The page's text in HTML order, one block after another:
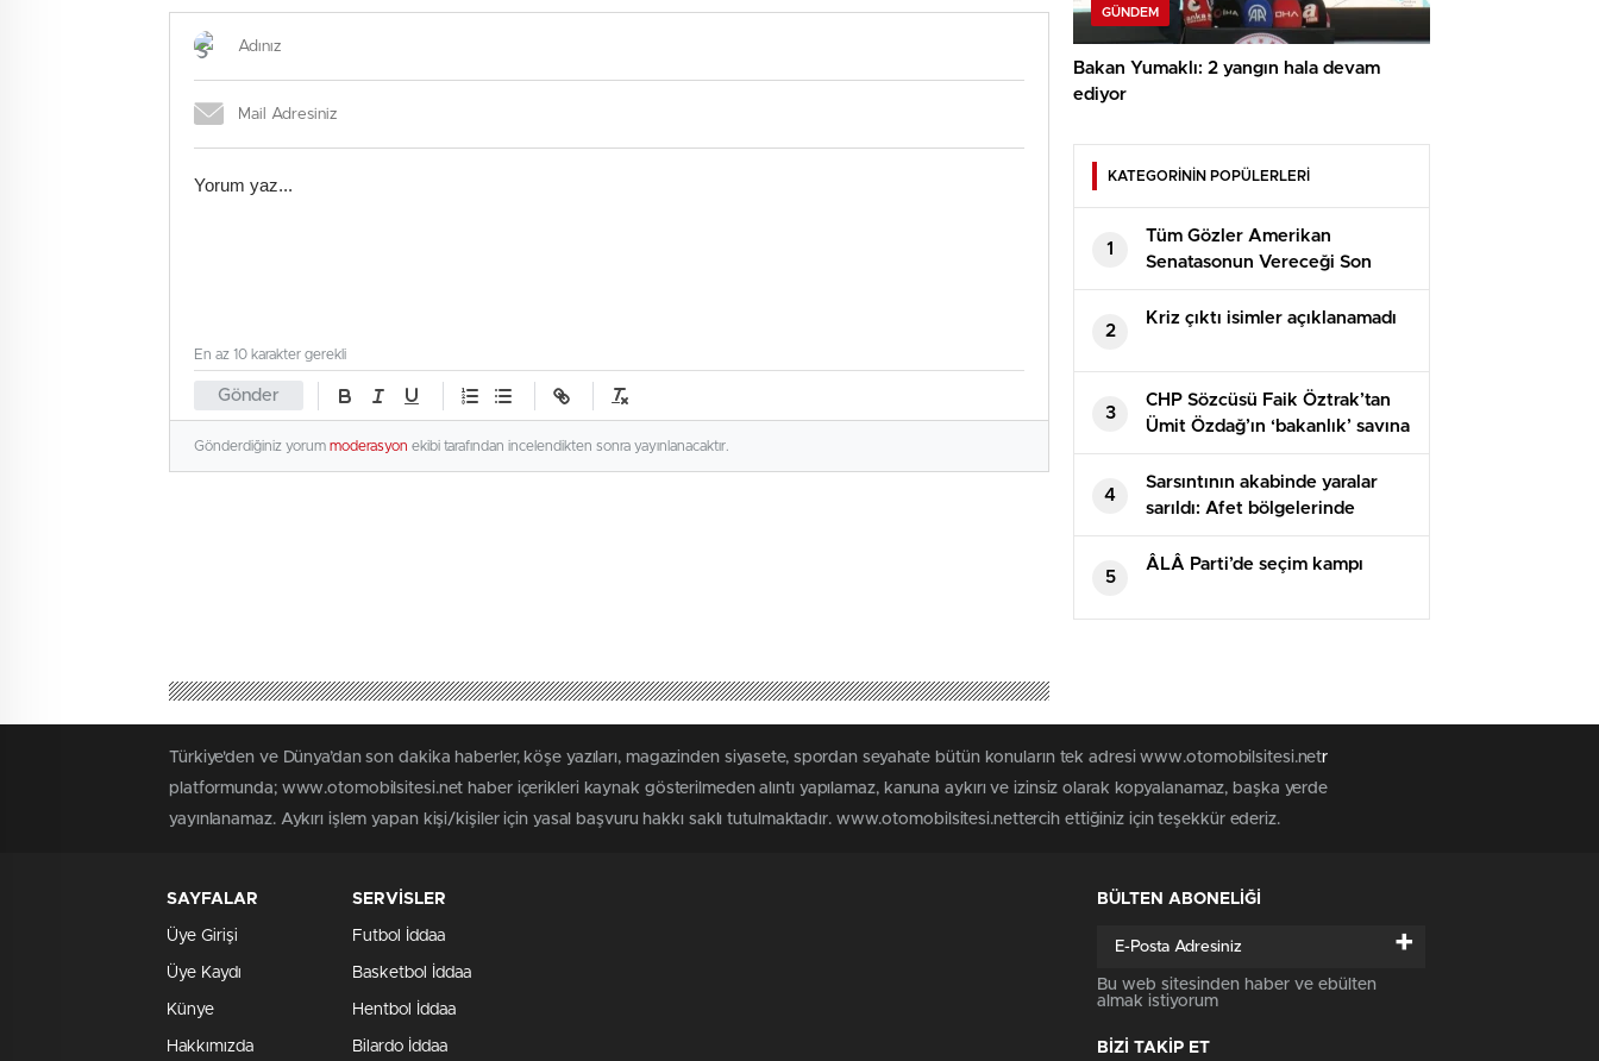
Gönder
En az 10 karakter gerekli
Gönderdiğiniz yorum moderasyon ekibi tarafından incelendikten sonra yayınlanacaktır.
GÜNDEM
Bakan Yumaklı: 2 yangın hala devam
ediyor
KATEGORİNİN POPÜLERLERİ
1
Tüm Gözler Amerikan
Senatasonun Vereceği Son
Kararda
2
Kriz çıktı isimler açıklanamadı
3
CHP Sözcüsü Faik Öztrak’tan
Ümit Özdağ’ın ‘bakanlık’ savına
yalanlama: İki protokolde de bu
türlü bir husus yok
4
Sarsıntının akabinde yaralar
sarıldı: Afet bölgelerinde
yapılan yaklaşık 45 bin konut
vatandaşlara teslim edildi
5
ÂLÂ Parti’de seçim kampı
Türkiye'den ve Dünya’dan son dakika haberler, köşe yazıları, magazinden siyasete, spordan seyahate bütün konuların tek adresi www.otomobilsitesi.netr
platformunda; www.otomobilsitesi.net haber içerikleri kaynak gösterilmeden alıntı yapılamaz, kanuna aykırı ve izinsiz olarak kopyalanamaz, başka yerde
yayınlanamaz. Aykırı işlem yapan kişi/kişiler için yasal başvuru hakkı saklı tutulmaktadır. www.otomobilsitesi.nettercih ettiğiniz için teşekkür ederiz.
SAYFALAR
Üye Girişi
Üye Kaydı
Künye
Hakkımızda
SERVİSLER
Futbol İddaa
Basketbol İddaa
Hentbol İddaa
Bilardo İddaa
BÜLTEN ABONELİĞİ
+
Bu web sitesinden haber ve ebülten
almak istiyorum
BİZİ TAKİP ET